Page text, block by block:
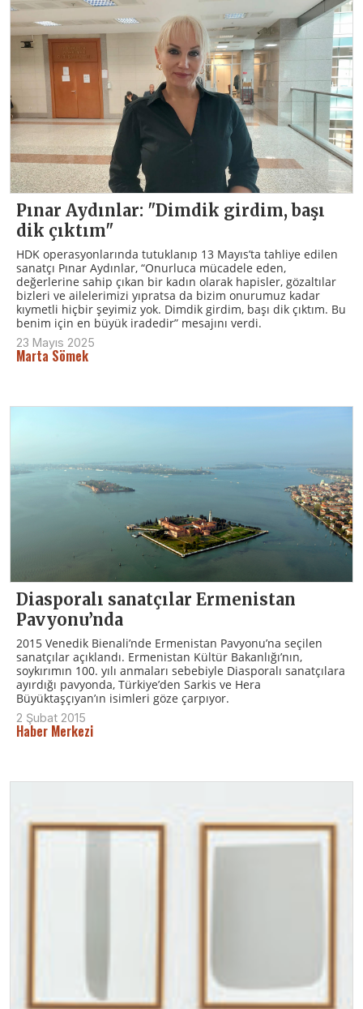
Pınar Aydınlar: "Dimdik girdim, başı
dik çıktım"
HDK operasyonlarında tutuklanıp 13 Mayıs’ta tahliye edilen
sanatçı Pınar Aydınlar, “Onurluca mücadele eden,
değerlerine sahip çıkan bir kadın olarak hapisler, gözaltılar
bizleri ve ailelerimizi yıpratsa da bizim onurumuz kadar
kıymetli hiçbir şeyimiz yok. Dimdik girdim, başı dik çıktım. Bu
benim için en büyük iradedir” mesajını verdi.
23 Mayıs 2025
Marta Sömek
Diasporalı sanatçılar Ermenistan
Pavyonu’nda
2015 Venedik Bienali’nde Ermenistan Pavyonu’na seçilen
sanatçılar açıklandı. Ermenistan Kültür Bakanlığı’nın,
soykırımın 100. yılı anmaları sebebiyle Diasporalı sanatçılara
ayırdığı pavyonda, Türkiye’den Sarkis ve Hera
Büyüktaşçıyan’ın isimleri göze çarpıyor.
2 Şubat 2015
Haber Merkezi